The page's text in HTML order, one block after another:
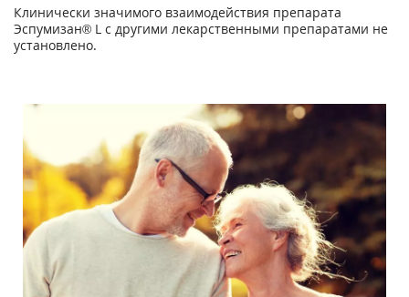
Клинически значимого взаимодействия препарата
Эспумизан® L с другими лекарственными препаратами не
установлено.